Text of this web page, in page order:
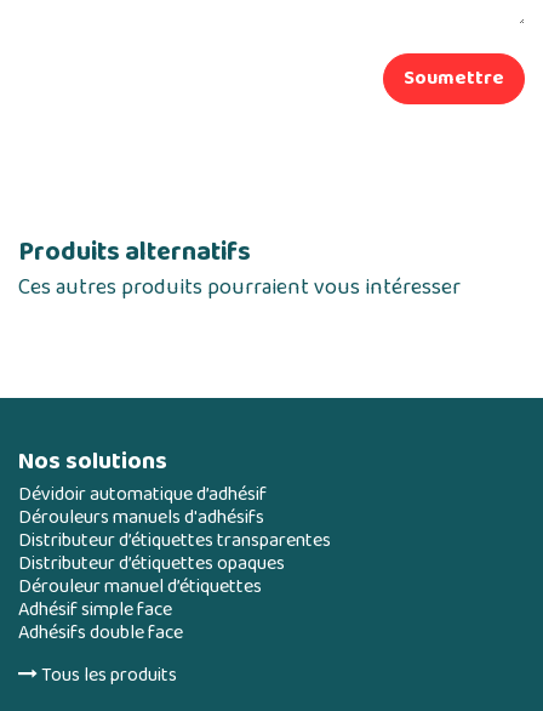
Soumettre
Produits alternatifs
Ces autres produits pourraient vous intéresser
Nos solutions
Dévidoir automatique d’adhésif
Dérouleurs manuels d'adhésifs
Distributeur d’étiquettes transparentes
Distributeur d’étiquettes opaques
Dérouleur manuel d’étiquettes
Adhésif simple face
Adhésifs double face
Tous les produits